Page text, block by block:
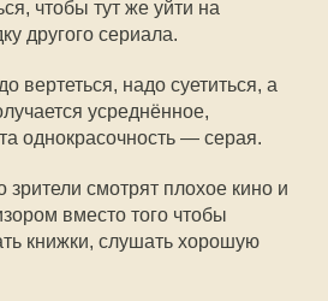
чтобы тут же уйти на
другого сериала.
вертеться, надо суетиться, а
усреднённое,
однокрасочность — серая.
зрители смотрят плохое кино и
вместо того чтобы
книжки, слушать хорошую